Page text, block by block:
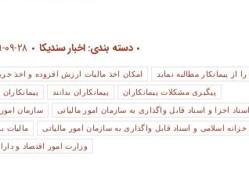
دسته بندی:اخبار سندیکا ۱۳۹۹-
از پیمانکار مطالبه نماید امکان اخذ مالیات ارزش افزوده و اخذ
پیگیری مشکلات پیمانکاران پیمانکاران بدانند
اخزا و اسناد قابل واگذاری به سازمان امور مالیاتی سازمان
اسلامی و اسناد قابل واگذاری به سازمان امور مالیاتی مالیات
وزارت امور اقتصاد و